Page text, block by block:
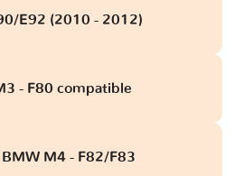
E92 (2010 - 2012)
- F80 compatible
M4 - F82/F83